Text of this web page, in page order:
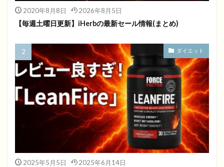
2020年8月8日 2026年8月5日
【毎週土曜日更新】iHerbの最新セール情報(まとめ)
ダイエット
2025年5月5日 2025年6月14日